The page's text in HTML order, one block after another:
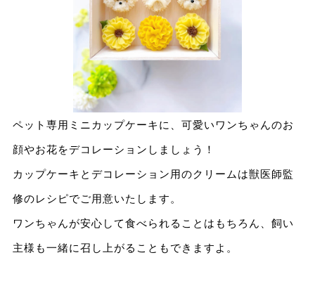
ペット専用ミニカップケーキに、可愛いワンちゃんのお
顔やお花をデコレーションしましょう！
カップケーキとデコレーション用のクリームは獣医師監
修のレシピでご用意いたします。
ワンちゃんが安心して食べられることはもちろん、飼い
主様も一緒に召し上がることもできますよ。